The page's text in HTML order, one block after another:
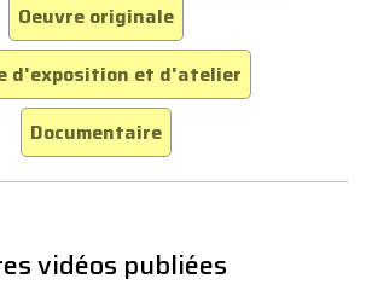
Oeuvre originale
d'exposition et d'atelier
Documentaire
vidéos publiées